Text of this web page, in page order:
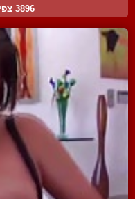
3896 צפיות